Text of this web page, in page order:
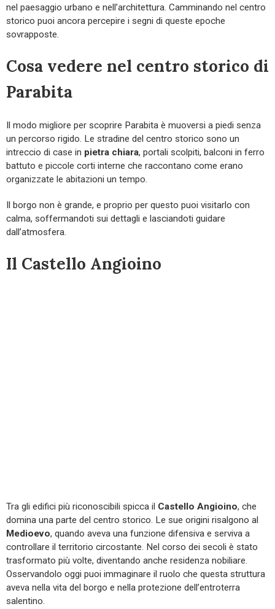
nel paesaggio urbano e nell’architettura. Camminando nel centro
storico puoi ancora percepire i segni di queste epoche
sovrapposte.
Cosa vedere nel centro storico di
Parabita
Il modo migliore per scoprire Parabita è muoversi a piedi senza
un percorso rigido. Le stradine del centro storico sono un
intreccio di case in pietra chiara, portali scolpiti, balconi in ferro
battuto e piccole corti interne che raccontano come erano
organizzate le abitazioni un tempo.
Il borgo non è grande, e proprio per questo puoi visitarlo con
calma, soffermandoti sui dettagli e lasciandoti guidare
dall’atmosfera.
Il Castello Angioino
Tra gli edifici più riconoscibili spicca il Castello Angioino, che
domina una parte del centro storico. Le sue origini risalgono al
Medioevo, quando aveva una funzione difensiva e serviva a
controllare il territorio circostante. Nel corso dei secoli è stato
trasformato più volte, diventando anche residenza nobiliare.
Osservandolo oggi puoi immaginare il ruolo che questa struttura
aveva nella vita del borgo e nella protezione dell’entroterra
salentino.